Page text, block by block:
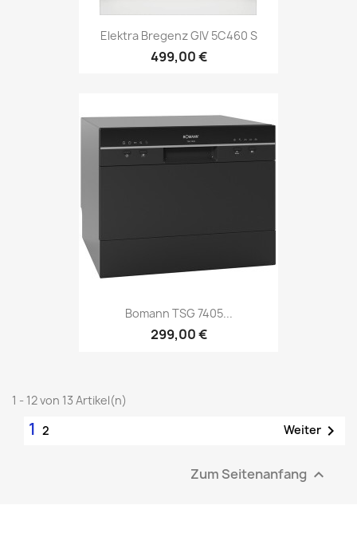
Elektra Bregenz GIV 5C460 S
499,00 €
Bomann TSG 7405...
299,00 €
1 - 12 von 13 Artikel(n)
1 2 Weiter 
Zum Seitenanfang 